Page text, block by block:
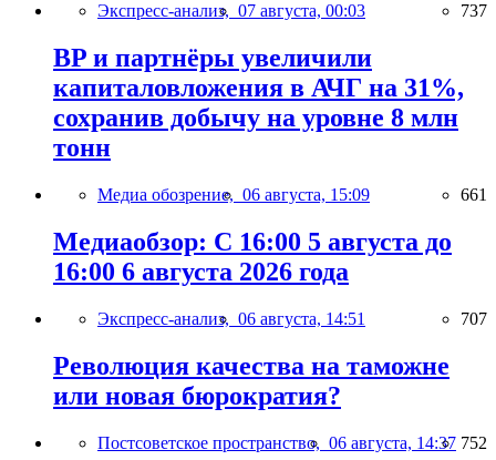
Экспресс-анализ, 07 августа, 00:03 737
BP и партнёры увеличили
капиталовложения в АЧГ на 31%,
сохранив добычу на уровне 8 млн
тонн
Медиа обозрение, 06 августа, 15:09 661
Медиаобзор: С 16:00 5 августа до
16:00 6 августа 2026 года
Экспресс-анализ, 06 августа, 14:51 707
Революция качества на таможне
или новая бюрократия?
Постсоветское пространство, 06 августа, 14:37 752